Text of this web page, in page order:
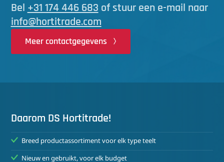
Bel +31 174 446 683 of stuur een e-mail naar
info@hortitrade.com
Meer contactgegevens
Daarom DS Hortitrade!
Breed productassortiment voor elk type teelt
Nieuw en gebruikt, voor elk budget